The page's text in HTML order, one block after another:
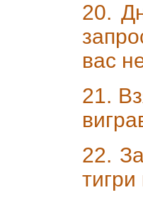
20.
вас
21.
22.
тигри